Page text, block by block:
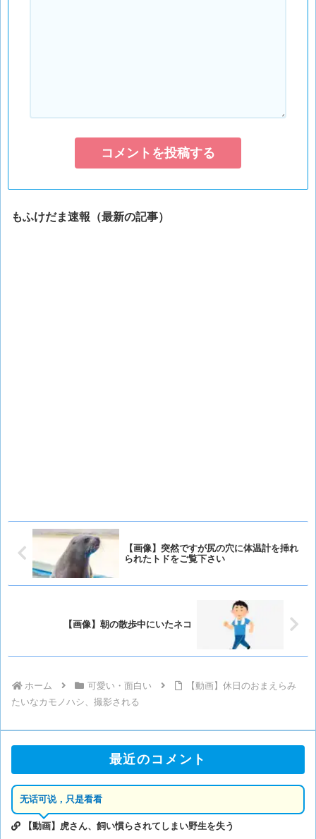
もふけだま速報（最新の記事）
【画像】突然ですが尻の穴に体温計を挿れ
られたトドをご覧下さい
【画像】朝の散歩中にいたネコ
ホーム 可愛い・面白い
【動画】休日のおまえらみ
たいなカモノハシ、撮影される
最近のコメント
无话可说，只是看看
【動画】虎さん、飼い慣らされてしまい野生を失う